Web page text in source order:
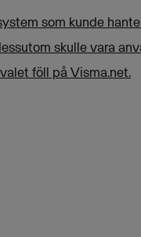
som kunde
skulle vara
föll på Visma.net.